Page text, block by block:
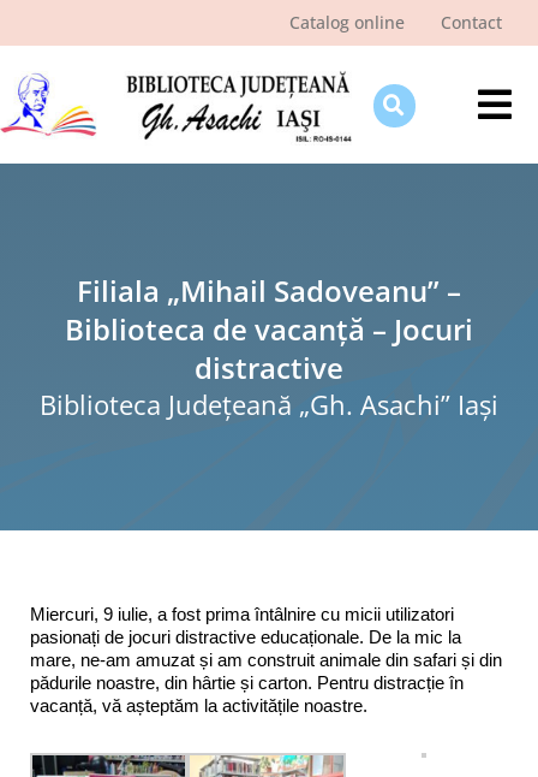
Catalog online Contact
Ştiri şi evenimente
Programe şi proiecte
Filiala „Mihail Sadoveanu” –
Biblioteca de vacanță – Jocuri
distractive
Biblioteca Judeţeană „Gh. Asachi” Iaşi
Miercuri, 9 iulie, a fost prima întâlnire cu micii utilizatori
pasionați de jocuri distractive educaționale. De la mic la
mare, ne-am amuzat și am construit animale din safari și din
pădurile noastre, din hârtie și carton. Pentru distracție în
vacanță, vă așteptăm la activitățile noastre.